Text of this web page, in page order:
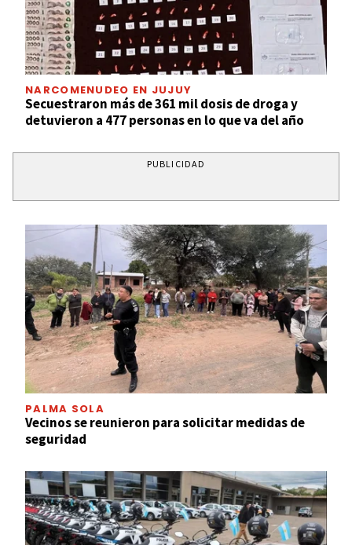
NARCOMENUDEO EN JUJUY
Secuestraron más de 361 mil dosis de droga y
detuvieron a 477 personas en lo que va del año
PUBLICIDAD
PALMA SOLA
Vecinos se reunieron para solicitar medidas de
seguridad